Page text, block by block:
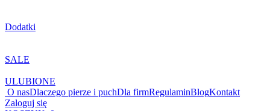
Dodatki
SALE
ULUBIONE
O nasDlaczego pierze i puchDla firmRegulaminBlogKontakt
Zaloguj się